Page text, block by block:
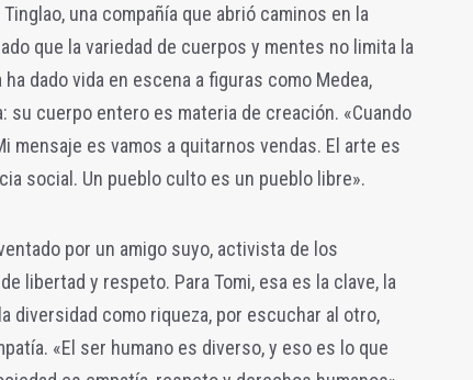
una compañía que abrió caminos en la
que la variedad de cuerpos y mentes no limita la
dado vida en escena a figuras como Medea,
su cuerpo entero es materia de creación. «Cuando
mensaje es vamos a quitarnos vendas. El arte es
social. Un pueblo culto es un pueblo libre».
por un amigo suyo, activista de los
libertad y respeto. Para Tomi, esa es la clave, la
diversidad como riqueza, por escuchar al otro,
«El ser humano es diverso, y eso es lo que